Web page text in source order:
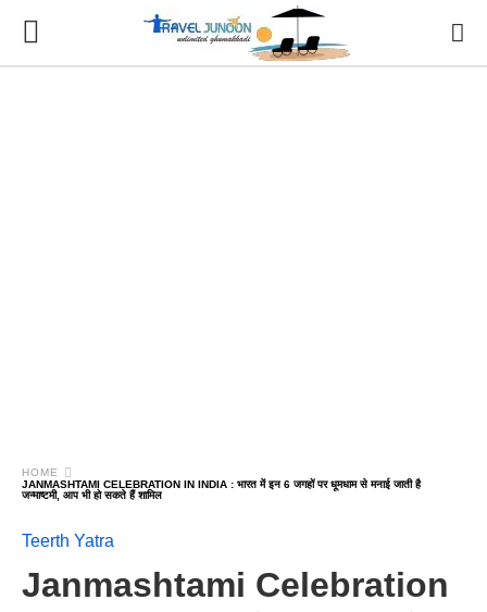
HOME
JANMASHTAMI CELEBRATION IN INDIA : भारत में इन 6 जगहों पर धूमधाम से मनाई जाती है
जन्माष्टमी, आप भी हो सकते हैं शामिल
Teerth Yatra
Janmashtami Celebration